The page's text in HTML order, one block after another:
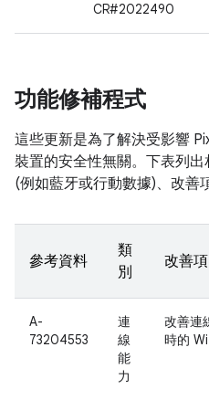
CR#2022490
功能修補程式
這些更新是為了解決受影響
裝置的安全性無關。下表列
(例如藍牙或行動數據)、改善
參考資料
類
別
改善項
A-
73204553
連
線
能
力
改善連
時的